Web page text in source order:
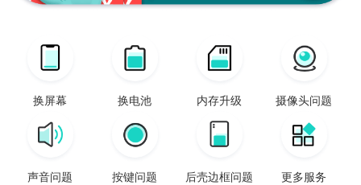
换屏幕 换电池 内存升级 摄像头问题
声音问题 按键问题 后壳边框问题 更多服务